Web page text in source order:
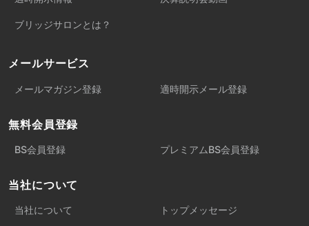
ブリッジサロンとは？
メールサービス
メールマガジン登録 適時開示メール登録
無料会員登録
BS会員登録 プレミアムBS会員登録
当社について
当社について トップメッセージ